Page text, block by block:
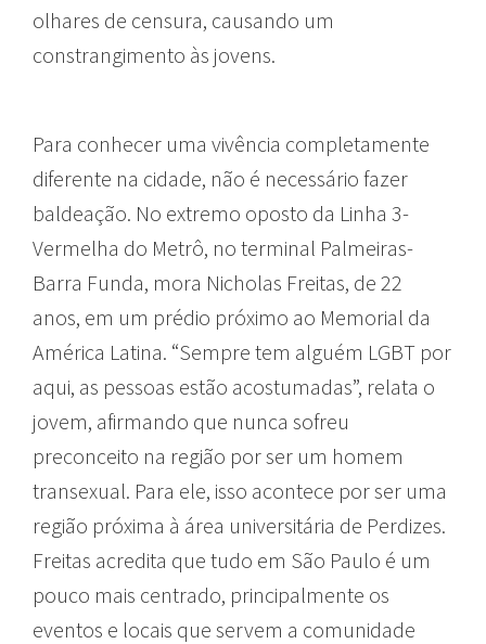
olhares de censura, causando um
constrangimento às jovens.
Para conhecer uma vivência completamente
diferente na cidade, não é necessário fazer
baldeação. No extremo oposto da Linha 3-
Vermelha do Metrô, no terminal Palmeiras-
Barra Funda, mora Nicholas Freitas, de 22
anos, em um prédio próximo ao Memorial da
América Latina. “Sempre tem alguém LGBT por
aqui, as pessoas estão acostumadas”, relata o
jovem, afirmando que nunca sofreu
preconceito na região por ser um homem
transexual. Para ele, isso acontece por ser uma
região próxima à área universitária de Perdizes.
Freitas acredita que tudo em São Paulo é um
pouco mais centrado, principalmente os
eventos e locais que servem a comunidade